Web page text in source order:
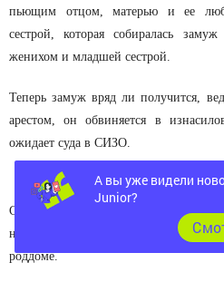
пьющим отцом, матерью и ее
сестрой, которая собиралась
женихом и младшей сестрой.
Теперь замуж вряд ли получится,
арестом, он обвиняется в
ожидает суда в СИЗО.
Сама юная челябинка, которая в
неделе беременности, сообщает,
роддоме.
А вы уже видели
Junior?